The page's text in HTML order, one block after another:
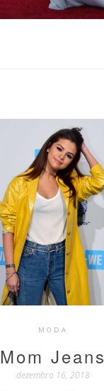
MODA
Mom Jeans
dezembro 16, 2018